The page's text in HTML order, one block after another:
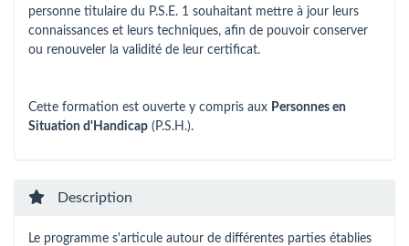
personne titulaire du P.S.E. 1 souhaitant mettre à jour leurs
connaissances et leurs techniques, afin de pouvoir conserver
ou renouveler la validité de leur certificat.
Cette formation est ouverte y compris aux Personnes en
Situation d'Handicap (P.S.H.).
Description
Le programme s'articule autour de différentes parties établies